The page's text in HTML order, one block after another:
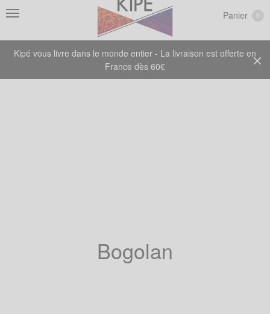
Kipé vous livre dans le monde entier - La livraison est offerte en
France dès 60€
Panier
Bogolan